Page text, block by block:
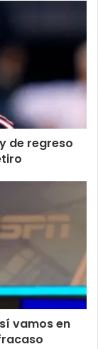
de regreso
vamos en